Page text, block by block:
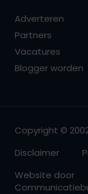
Adverteren
Partners
Vacatures
Blogger worden
Copyright ©
Disclaimer
Website door